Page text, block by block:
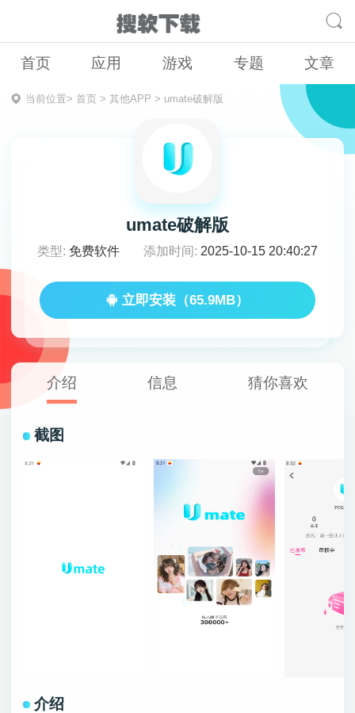
首页 应用 游戏 专题 文章
当前位置> 首页> 其他APP > umate破解版
umate破解版
类型: 免费软件 添加时间: 2025-10-15 20:40:27
立即安装（65.9MB）
介绍 信息 猜你喜欢
截图
介绍